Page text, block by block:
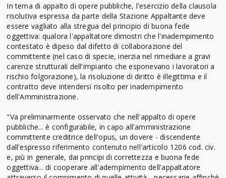
In tema di appalto di opere pubbliche, l'esercizio della clausola
risolutiva espressa da parte della Stazione Appaltante deve
essere vagliato alla stregua del principio di buona fede
oggettiva: qualora l'appaltatore dimostri che l'inadempimento
contestato è dipeso dal difetto di collaborazione del
committente (nel caso di specie, inerzia nel rimediare a gravi
carenze strutturali dell'impianto che esponevano i lavoratori a
rischio folgorazione), la risoluzione di diritto è illegittima e il
contratto deve intendersi risolto per inadempimento
dell'Amministrazione.
"Va preliminarmente osservato che nell'appalto di opere
pubbliche... è configurabile, in capo all'amministrazione
committente creditrice dell'opus, un dovere - discendente
dall'espresso riferimento contenuto nell'articolo 1206 cod. civ.
e, più in generale, dai principi di correttezza e buona fede
oggettiva... di cooperare all'adempimento dell'appaltatore